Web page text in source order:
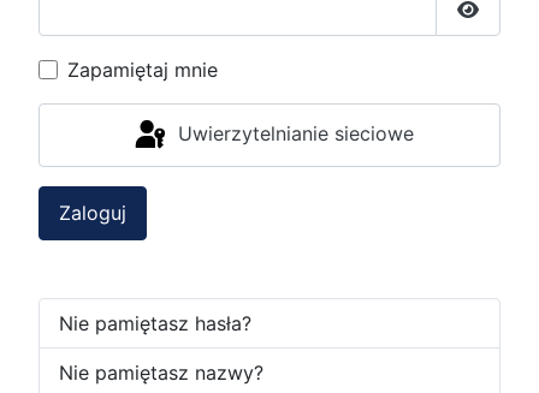
Pokaż
Zapamiętaj mnie
Uwierzytelnianie sieciowe
Zaloguj
Nie pamiętasz hasła?
Nie pamiętasz nazwy?